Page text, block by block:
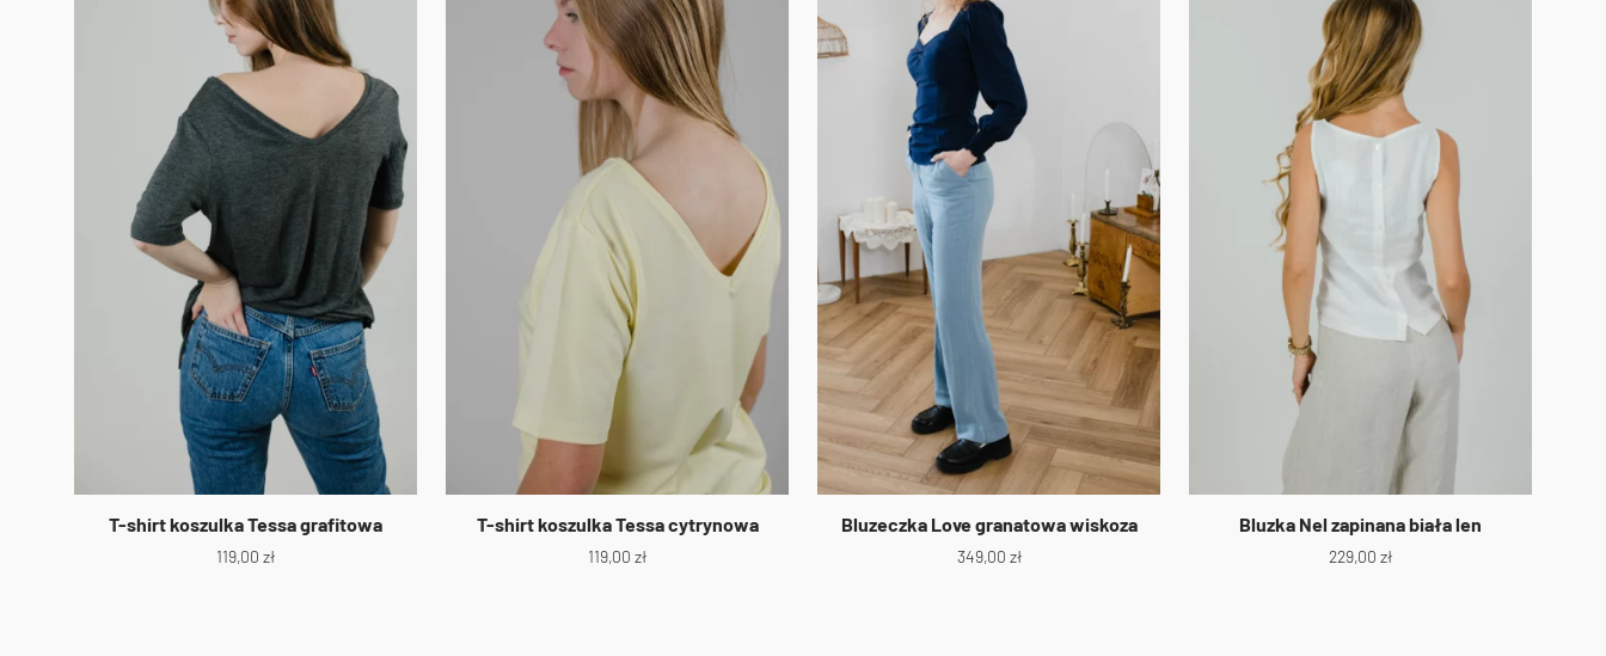
T-shirt koszulka Tessa grafitowa
119,00 zł
T-shirt koszulka Tessa cytrynowa
119,00 zł
Bluzeczka Love granatowa wiskoza
349,00 zł
Bluzka Nel zapinana biała len
229,00 zł